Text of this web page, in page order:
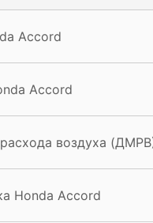
Accord
Accord
воздуха
Honda Accord